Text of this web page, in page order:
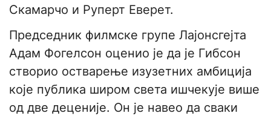
Скамарчо и Руперт Еверет.
Председник филмске групе Лајонсгејта
Адам Фогелсон оценио је да је Гибсон
створио остварење изузетних амбиција
које публика широм света ишчекује више
од две деценије. Он је навео да сваки